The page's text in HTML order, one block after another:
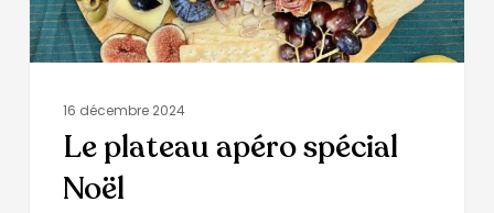
16 décembre 2024
Le plateau apéro spécial
Noël